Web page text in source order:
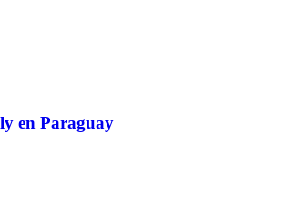
en Paraguay